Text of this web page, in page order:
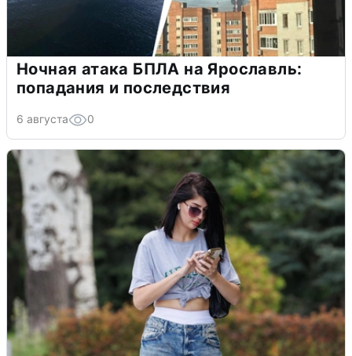
Ночная атака БПЛА на Ярославль:
попадания и последствия
6 августа 0